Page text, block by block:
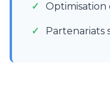
Partenariats